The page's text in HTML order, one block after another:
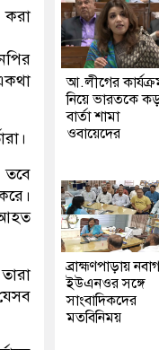
করা
তবে
আহত
আ.লীগের
নিয়ে ভারতকে
বার্তা শামা
ওবায়েদের
ব্রাহ্মণপাড়ায়
ইউএনওর সঙ্গে
সাংবাদিকদের
মতবিনিময়